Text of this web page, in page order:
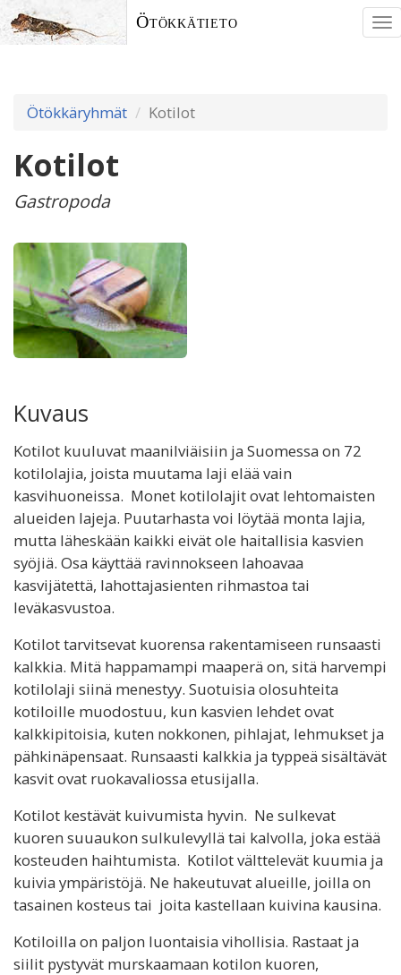
Ötökkätieto
Ötökkäryhmät Kotilot
Kotilot
Gastropoda
Kuvaus
Kotilot kuuluvat maanilviäisiin ja Suomessa on 72
kotilolajia, joista muutama laji elää vain
kasvihuoneissa. Monet kotilolajit ovat lehtomaisten
alueiden lajeja. Puutarhasta voi löytää monta lajia,
mutta läheskään kaikki eivät ole haitallisia kasvien
syöjiä. Osa käyttää ravinnokseen lahoavaa
kasvijätettä, lahottajasienten rihmastoa tai
leväkasvustoa.
Kotilot tarvitsevat kuorensa rakentamiseen runsaasti
kalkkia. Mitä happamampi maaperä on, sitä harvempi
kotilolaji siinä menestyy. Suotuisia olosuhteita
kotiloille muodostuu, kun kasvien lehdet ovat
kalkkipitoisia, kuten nokkonen, pihlajat, lehmukset ja
pähkinäpensaat. Runsaasti kalkkia ja typpeä sisältävät
kasvit ovat ruokavaliossa etusijalla.
Kotilot kestävät kuivumista hyvin. Ne sulkevat
kuoren suuaukon sulkulevyllä tai kalvolla, joka estää
kosteuden haihtumista. Kotilot välttelevät kuumia ja
kuivia ympäristöjä. Ne hakeutuvat alueille, joilla on
tasainen kosteus tai joita kastellaan kuivina kausina.
Kotiloilla on paljon luontaisia vihollisia. Rastaat ja
siilit pystyvät murskaamaan kotilon kuoren,